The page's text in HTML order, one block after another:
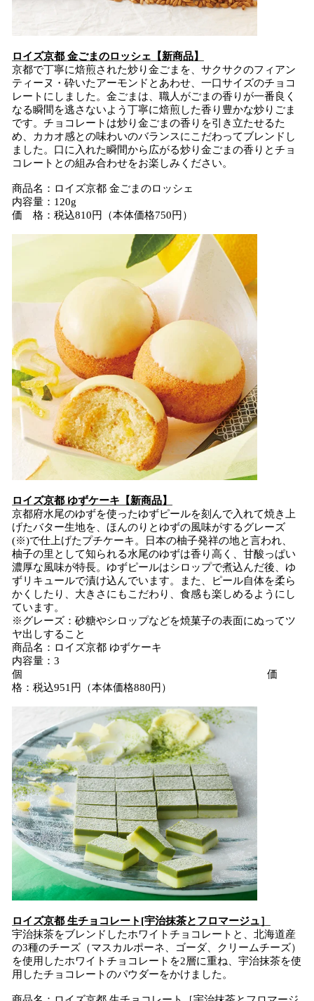
ロイズ京都 金ごまのロッシェ【新商品】
京都で丁寧に焙煎された炒り金ごまを、サクサクのフィアン
ティーヌ・砕いたアーモンドとあわせ、一口サイズのチョコ
レートにしました。金ごまは、職人がごまの香りが一番良く
なる瞬間を逃さないよう丁寧に焙煎した香り豊かな炒りごま
です。チョコレートは炒り金ごまの香りを引き立たせるた
め、カカオ感との味わいのバランスにこだわってブレンドし
ました。口に入れた瞬間から広がる炒り金ごまの香りとチョ
コレートとの組み合わせをお楽しみください。
商品名：ロイズ京都 金ごまのロッシェ
内容量：120g
価 格：税込810円（本体価格750円）
ロイズ京都 ゆずケーキ【新商品】
京都府水尾のゆずを使ったゆずピールを刻んで入れて焼き上
げたバター生地を、ほんのりとゆずの風味がするグレーズ
(※)で仕上げたプチケーキ。日本の柚子発祥の地と言われ、
柚子の里として知られる水尾のゆずは香り高く、甘酸っぱい
濃厚な風味が特長。ゆずピールはシロップで煮込んだ後、ゆ
ずリキュールで漬け込んでいます。また、ピール自体を柔ら
かくしたり、大きさにもこだわり、食感も楽しめるようにし
ています。
※グレーズ：砂糖やシロップなどを焼菓子の表面にぬってツ
ヤ出しすること
商品名：ロイズ京都 ゆずケーキ
内容量：3
個 価
格：税込951円（本体価格880円）
ロイズ京都 生チョコレート[宇治抹茶とフロマージュ］
宇治抹茶をブレンドしたホワイトチョコレートと、北海道産
の3種のチーズ（マスカルポーネ、ゴーダ、クリームチーズ）
を使用したホワイトチョコレートを2層に重ね、宇治抹茶を使
用したチョコレートのパウダーをかけました。